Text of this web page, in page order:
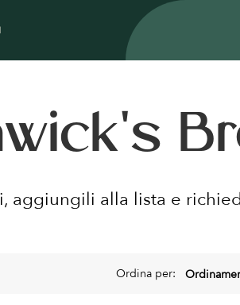
aggiungili alla lista e
Ordina per: